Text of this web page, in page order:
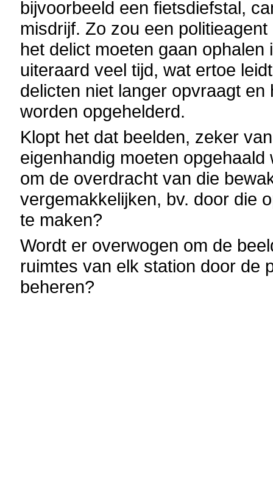
bijvoorbeeld een fietsdiefstal,
misdrijf. Zo zou een
het delict moeten gaan
uiteraard veel tijd, wat ertoe
delicten niet langer opvraagt
worden opgehelderd.
Klopt het dat beelden, zeker
eigenhandig moeten
om de overdracht van die
vergemakkelijken, bv. door die
te maken?
Wordt er overwogen om de
ruimtes van elk station door de
beheren?